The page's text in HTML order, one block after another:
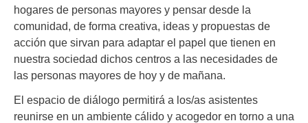
hogares de personas mayores y pensar desde la
comunidad, de forma creativa, ideas y propuestas de
acción que sirvan para adaptar el papel que tienen en
nuestra sociedad dichos centros a las necesidades de
las personas mayores de hoy y de mañana.
El espacio de diálogo permitirá a los/as asistentes
reunirse en un ambiente cálido y acogedor en torno a una